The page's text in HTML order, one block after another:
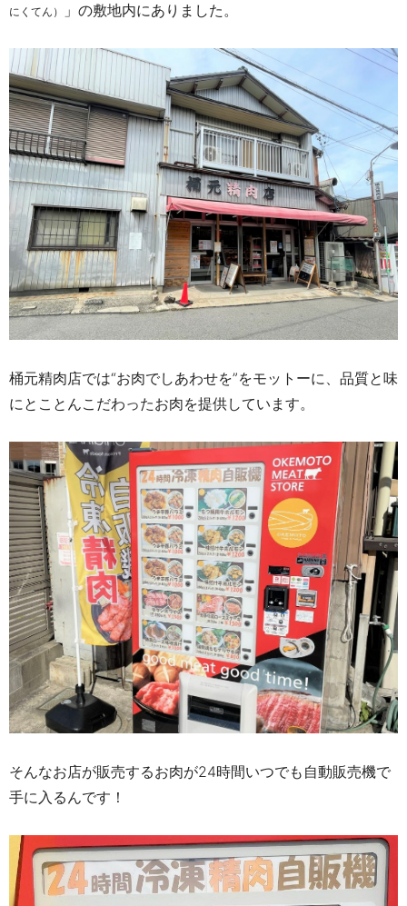
にくてん）
」の敷地内にありました。
桶元精肉店では“お肉でしあわせを”をモットーに、品質と味
にとことんこだわったお肉を提供しています。
そんなお店が販売するお肉が24時間いつでも自動販売機で
手に入るんです！